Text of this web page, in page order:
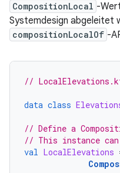
CompositionLocal -
Systemdesign abgeleitet
compositionLocalOf -
//
data class
// Define a
// This instance can
val LocalElevations